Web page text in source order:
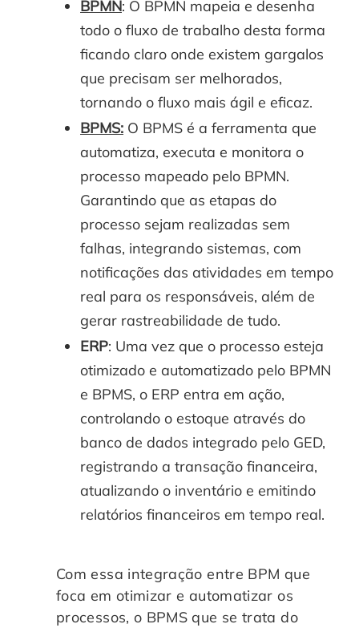
BPMN: O BPMN mapeia e desenha
todo o fluxo de trabalho desta forma
ficando claro onde existem gargalos
que precisam ser melhorados,
tornando o fluxo mais ágil e eficaz.
BPMS: O BPMS é a ferramenta que
automatiza, executa e monitora o
processo mapeado pelo BPMN.
Garantindo que as etapas do
processo sejam realizadas sem
falhas, integrando sistemas, com
notificações das atividades em tempo
real para os responsáveis, além de
gerar rastreabilidade de tudo.
ERP: Uma vez que o processo esteja
otimizado e automatizado pelo BPMN
e BPMS, o ERP entra em ação,
controlando o estoque através do
banco de dados integrado pelo GED,
registrando a transação financeira,
atualizando o inventário e emitindo
relatórios financeiros em tempo real.
Com essa integração entre BPM que
foca em otimizar e automatizar os
processos, o BPMS que se trata do